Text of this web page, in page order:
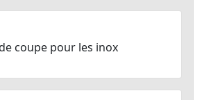
coupe pour les inox